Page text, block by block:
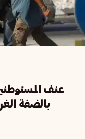
عنف
بالضفة